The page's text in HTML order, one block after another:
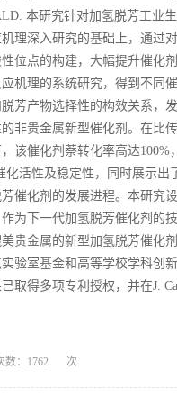
本研究针对加氢脱芳工业
理深入研究的基础上，通过
位点的构建，大幅提升催化
机理的系统研究，得到不同
芳产物选择性的构效关系，
非贵金属新型催化剂。在比
该催化剂萘转化率高达100%
活性及稳定性，同时展示出
催化剂的发展进程。本研究
为下一代加氢脱芳催化剂的
贵金属的新型加氢脱芳催化
验室基金和高等学校学科创
取得多项专利授权，并在J.
： 1762 次